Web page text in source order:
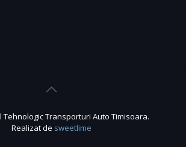
Tehnologic Transporturi Auto Timisoara.
Realizat de sweetlime